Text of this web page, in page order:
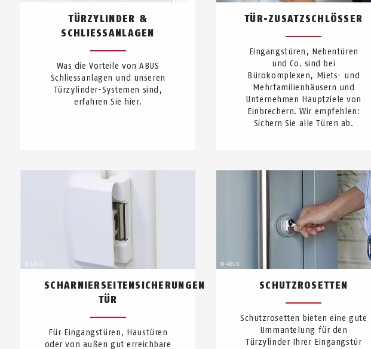
TÜRZYLINDER &
SCHLIESSANLAGEN
Was die Vorteile von ABUS
Schliessanlagen und unseren
Türzylinder-Systemen sind,
erfahren Sie hier.
TÜR-ZUSATZSCHLÖSSER
Eingangstüren, Nebentüren
und Co. sind bei
Bürokomplexen, Miets- und
Mehrfamilienhäusern und
Unternehmen Hauptziele von
Einbrechern. Wir empfehlen:
Sichern Sie alle Türen ab.
SCHARNIERSEITENSICHERUNGEN
TÜR
Für Eingangstüren, Haustüren
oder von außen gut erreichbare
SCHUTZROSETTEN
Schutzrosetten bieten eine gute
Ummantelung für den
Türzylinder Ihrer Eingangstür